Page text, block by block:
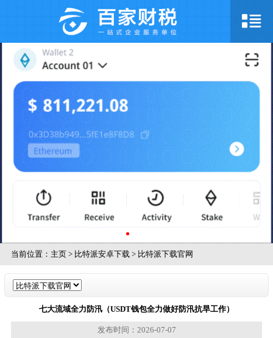
当前位置： 主页> 比特派安卓下载 > 比特派下载官网
七大流域全力防汛（USDT钱包全力做好防汛抗旱工作）
发布时间：2026-07-07